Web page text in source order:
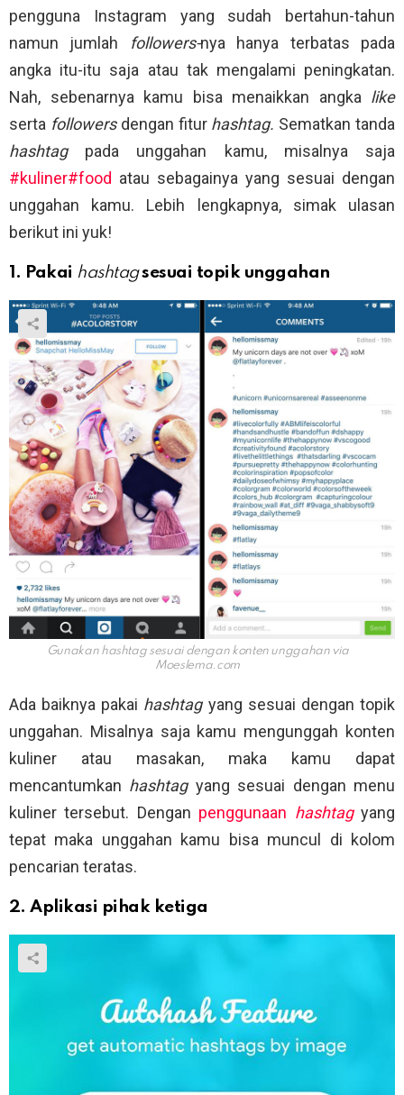
pengguna Instagram yang sudah bertahun-tahun
namun jumlah
followers-nya hanya terbatas pada
angka itu-itu saja atau tak mengalami peningkatan.
Nah, sebenarnya kamu bisa menaikkan angka like
serta followers dengan fitur hashtag. Sematkan tanda
hashtag pada unggahan kamu, misalnya saja
#kuliner#food atau sebagainya yang sesuai dengan
unggahan kamu. Lebih lengkapnya, simak ulasan
berikut ini yuk!
1. Pakai hashtagsesuai topik unggahan
Gunakan hashtag sesuai dengan konten unggahan via
Moeslema.com
Ada baiknya pakai hashtag yang sesuai dengan topik
unggahan. Misalnya saja kamu mengunggah konten
kuliner atau masakan, maka kamu dapat
mencantumkan hashtag yang sesuai dengan menu
kuliner tersebut. Dengan penggunaan hashtagyang
tepat maka unggahan kamu bisa muncul di kolom
pencarian teratas.
2. Aplikasi pihak ketiga